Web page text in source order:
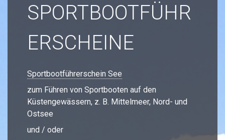
SPORTBOOTFÜHR
ERSCHEINE
Sportbootführerschein See
zum Führen von Sportbooten auf den
Küstengewässern, z. B. Mittelmeer, Nord- und
Ostsee
und / oder